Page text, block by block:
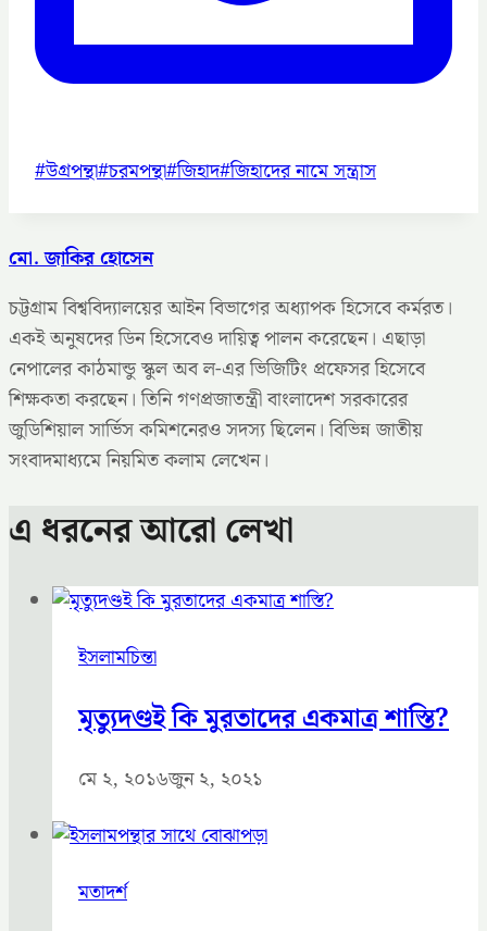
Post
#উগ্রপন্থা#চরমপন্থা#জিহাদ#জিহাদের নামে সন্ত্রাস
মো. জাকির হোসেন
চট্টগ্রাম বিশ্ববিদ্যালয়ের আইন বিভাগের অধ্যাপক হিসেবে কর্মরত।
একই অনুষদের ডিন হিসেবেও দায়িত্ব পালন করেছেন। এছাড়া
নেপালের কাঠমান্ডু স্কুল অব ল-এর ভিজিটিং প্রফেসর হিসেবে
শিক্ষকতা করছেন। তিনি গণপ্রজাতন্ত্রী বাংলাদেশ সরকারের
জুডিশিয়াল সার্ভিস কমিশনেরও সদস্য ছিলেন। বিভিন্ন জাতীয়
সংবাদমাধ্যমে নিয়মিত কলাম লেখেন।
এ ধরনের আরো লেখা
ইসলামচিন্তা
মৃত্যুদণ্ডই কি মুরতাদের একমাত্র শাস্তি?
মে ২, ২০১৬জুন ২, ২০২১
মতাদর্শ